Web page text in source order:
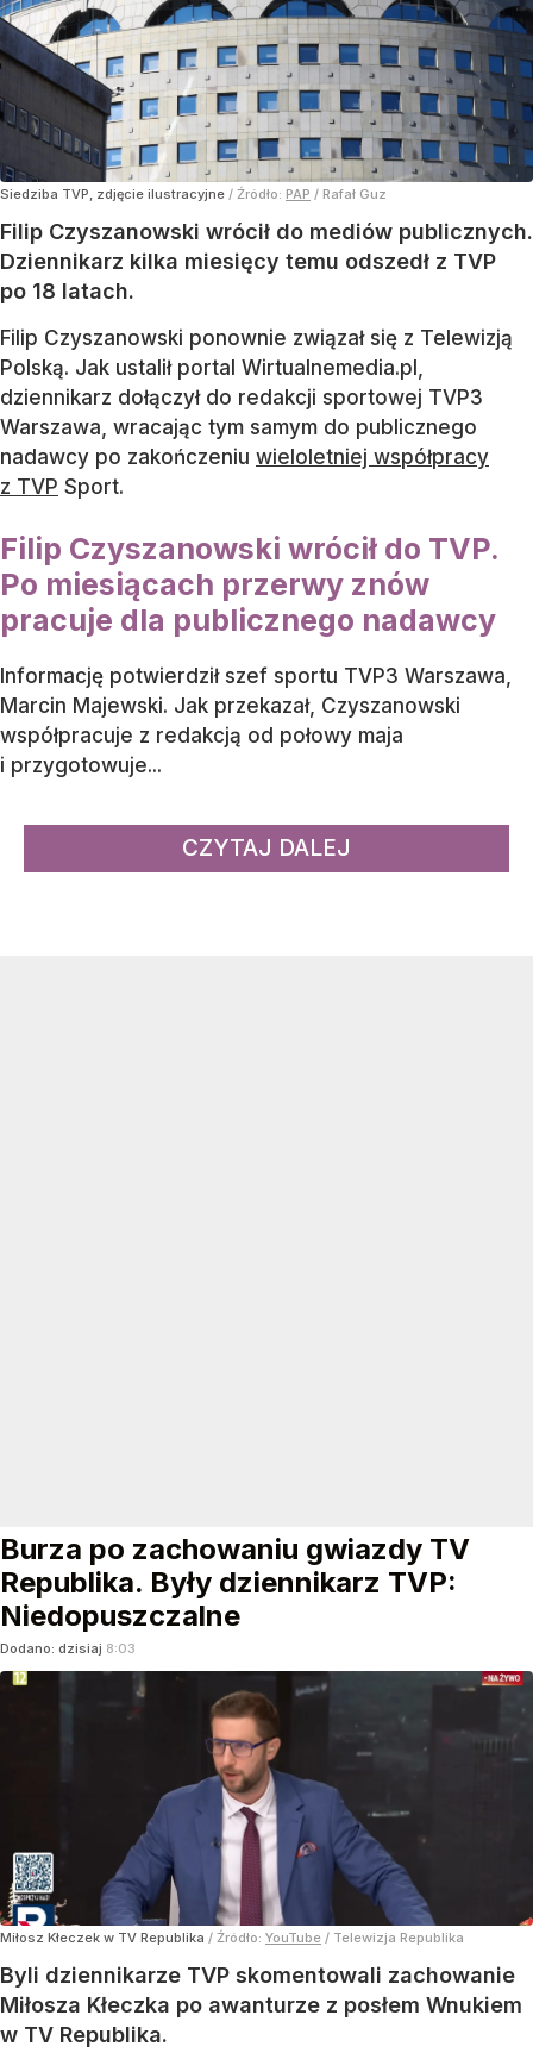
Siedziba TVP, zdjęcie ilustracyjne / Źródło: PAP / Rafał Guz
Filip Czyszanowski wrócił do mediów publicznych.
Dziennikarz kilka miesięcy temu odszedł z TVP
po 18 latach.
Filip Czyszanowski ponownie związał się z Telewizją
Polską. Jak ustalił portal Wirtualnemedia.pl,
dziennikarz dołączył do redakcji sportowej TVP3
Warszawa, wracając tym samym do publicznego
nadawcy po zakończeniu wieloletniej współpracy
z TVP Sport.
Filip Czyszanowski wrócił do TVP.
Po miesiącach przerwy znów
pracuje dla publicznego nadawcy
Informację potwierdził szef sportu TVP3 Warszawa,
Marcin Majewski. Jak przekazał, Czyszanowski
współpracuje z redakcją od połowy maja
i przygotowuje...
CZYTAJ DALEJ
Burza po zachowaniu gwiazdy TV
Republika. Były dziennikarz TVP:
Niedopuszczalne
Dodano: dzisiaj 8:03
Miłosz Kłeczek w TV Republika / Źródło: YouTube / Telewizja Republika
Byli dziennikarze TVP skomentowali zachowanie
Miłosza Kłeczka po awanturze z posłem Wnukiem
w TV Republika.